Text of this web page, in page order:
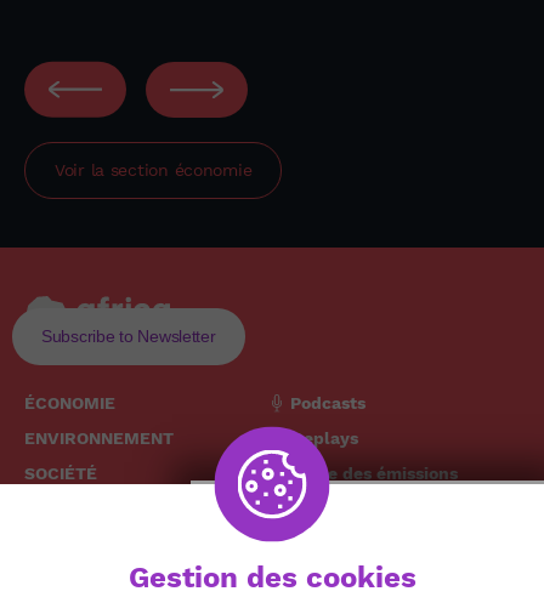
Voir la section économie
Subscribe to Newsletter
ÉCONOMIE
ENVIRONNEMENT
SOCIÉTÉ
Podcasts
Replays
Grille des émissions
The African
Gestion des cookies